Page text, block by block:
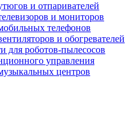
и отпаривателей
и мониторов
телефонов
и обогревателей
для роботов-пылесосов
управления
центров